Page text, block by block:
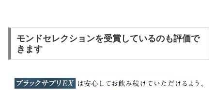
モンドセレクションを受賞しているのも評価で
きます